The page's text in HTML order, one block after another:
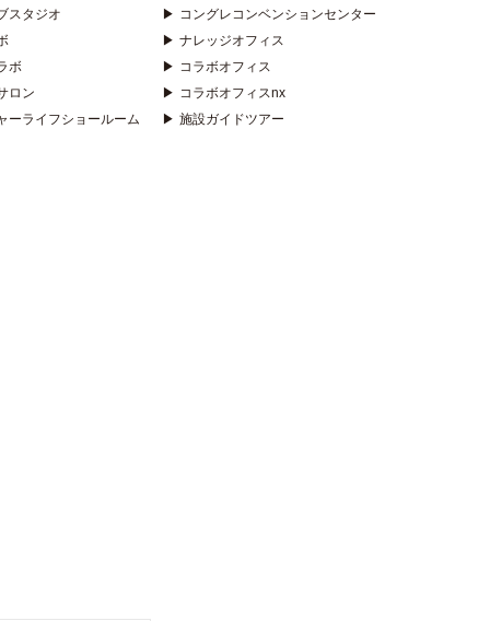
スタジオ
ボ
ロン
ーライフショールーム
▶ コングレコンベンションセンター
▶ ナレッジオフィス
▶ コラボオフィス
▶ コラボオフィスnx
▶ 施設ガイドツアー